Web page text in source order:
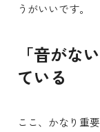
うがいいです。
「音がな
ている
ここ、かなり重